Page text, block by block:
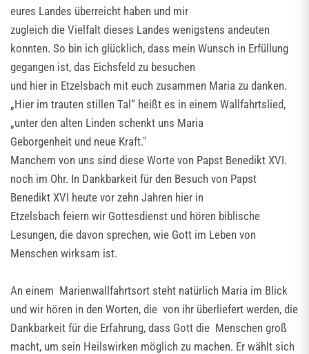
eures Landes überreicht haben und mir
zugleich die Vielfalt dieses Landes wenigstens andeuten
konnten. So bin ich glücklich, dass mein Wunsch in Erfüllung
gegangen ist, das Eichsfeld zu besuchen
und hier in Etzelsbach mit euch zusammen Maria zu danken.
„Hier im trauten stillen Tal“ heißt es in einem Wallfahrtslied,
„unter den alten Linden schenkt uns Maria
Geborgenheit und neue Kraft."
Manchem von uns sind diese Worte von Papst Benedikt XVI.
noch im Ohr. In Dankbarkeit für den Besuch von Papst
Benedikt XVI heute vor zehn Jahren hier in
Etzelsbach feiern wir Gottesdienst und hören biblische
Lesungen, die davon sprechen, wie Gott im Leben von
Menschen wirksam ist.
An einem Marienwallfahrtsort steht natürlich Maria im Blick
und wir hören in den Worten, die von ihr überliefert werden, die
Dankbarkeit für die Erfahrung, dass Gott die Menschen groß
macht, um sein Heilswirken möglich zu machen. Er wählt sich